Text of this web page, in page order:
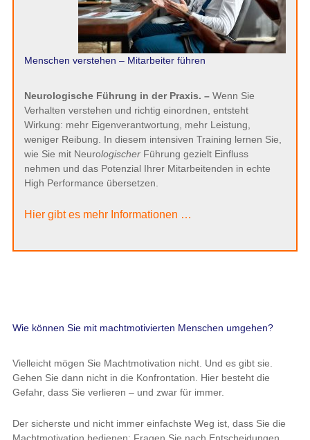
Menschen verstehen – Mitarbeiter führen
Neurologische Führung in der Praxis. – Wenn Sie
Verhalten verstehen und richtig einordnen, entsteht
Wirkung: mehr Eigenverantwortung, mehr Leistung,
weniger Reibung. In diesem intensiven Training lernen Sie,
wie Sie mit NeurologischerFührung gezielt Einfluss
nehmen und das Potenzial Ihrer Mitarbeitenden in echte
High Performance übersetzen.
Hier gibt es mehr Informationen …
Wie können Sie mit machtmotivierten Menschen umgehen?
Vielleicht mögen Sie Machtmotivation nicht. Und es gibt sie.
Gehen Sie dann nicht in die Konfrontation. Hier besteht die
Gefahr, dass Sie verlieren – und zwar für immer.
Der sicherste und nicht immer einfachste Weg ist, dass Sie die